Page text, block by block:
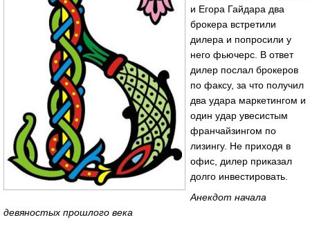
и Егора Гайдара два
брокера встретили
дилера и попросили у
него фьючерс. В ответ
дилер послал брокеров
по факсу, за что получил
два удара маркетингом и
один удар увесистым
франчайзингом по
лизингу. Не приходя в
офис, дилер приказал
долго инвестировать.
Анекдот начала
девяностых прошлого века